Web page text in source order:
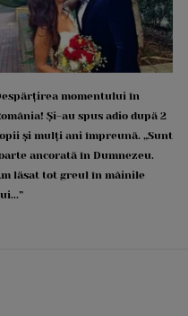
momentului în
Și-au spus adio după 2
și mulți ani împreună. „Sunt
ancorată în Dumnezeu.
lăsat tot greul în mâinile